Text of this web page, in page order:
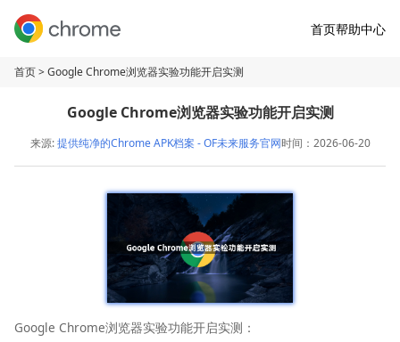
首页帮助中心
首页> Google Chrome浏览器实验功能开启实测
Google Chrome浏览器实验功能开启实测
来源:提供纯净的Chrome APK档案 - OF未来服务官网时间：2026-06-20
Google Chrome浏览器实验功能开启实测：